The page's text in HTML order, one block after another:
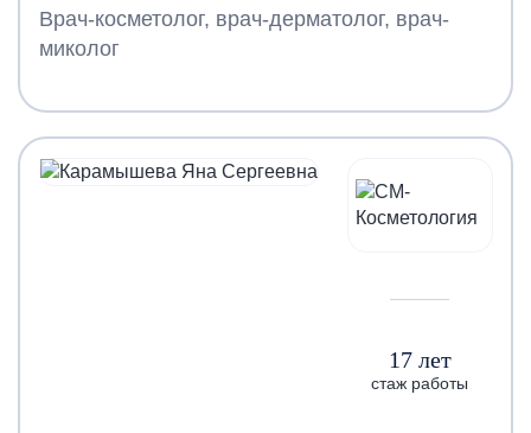
Врач-косметолог, врач-дерматолог, врач-
миколог
17 лет
стаж работы